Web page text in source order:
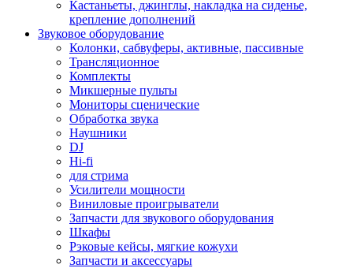
Кастаньеты, джинглы, накладка на сиденье,
крепление дополнений
Звуковое оборудование
Колонки, сабвуферы, активные, пассивные
Трансляционное
Комплекты
Микшерные пульты
Мониторы сценические
Обработка звука
Наушники
DJ
Hi-fi
для стрима
Усилители мощности
Виниловые проигрыватели
Запчасти для звукового оборудования
Шкафы
Рэковые кейсы, мягкие кожухи
Запчасти и аксессуары